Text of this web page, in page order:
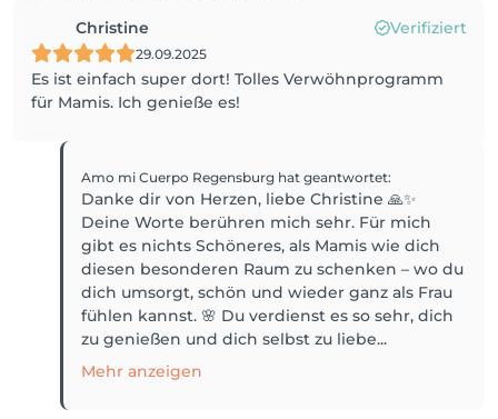
Christine Verifiziert
29.09.2025
Es ist einfach super dort! Tolles Verwöhnprogramm
für Mamis. Ich genieße es!
Amo mi Cuerpo Regensburg hat geantwortet:
Danke dir von Herzen, liebe Christine 🙏✨
Deine Worte berühren mich sehr. Für mich
gibt es nichts Schöneres, als Mamis wie dich
diesen besonderen Raum zu schenken – wo du
dich umsorgt, schön und wieder ganz als Frau
fühlen kannst. 🌸 Du verdienst es so sehr, dich
zu genießen und dich selbst zu liebe...
Mehr anzeigen